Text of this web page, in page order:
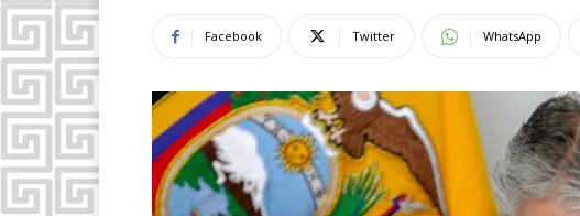
Facebook Twitter WhatsApp